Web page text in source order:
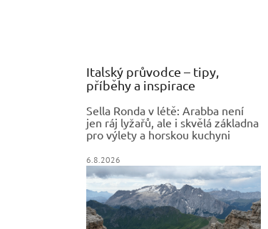
Italský průvodce – tipy,
příběhy a inspirace
Sella Ronda v létě: Arabba není
jen ráj lyžařů, ale i skvělá základna
pro výlety a horskou kuchyni
6.8.2026